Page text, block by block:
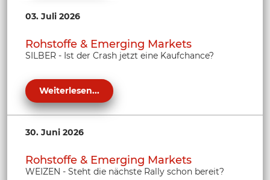
03. Juli 2026
Rohstoffe & Emerging Markets
SILBER - Ist der Crash jetzt eine Kaufchance?
Weiterlesen...
30. Juni 2026
Rohstoffe & Emerging Markets
WEIZEN - Steht die nächste Rally schon bereit?